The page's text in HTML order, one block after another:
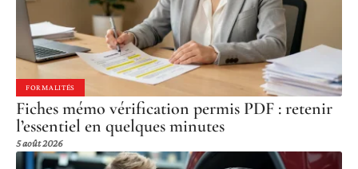
FORMALITÉS
Fiches mémo vérification permis PDF : retenir
l’essentiel en quelques minutes
5 août 2026